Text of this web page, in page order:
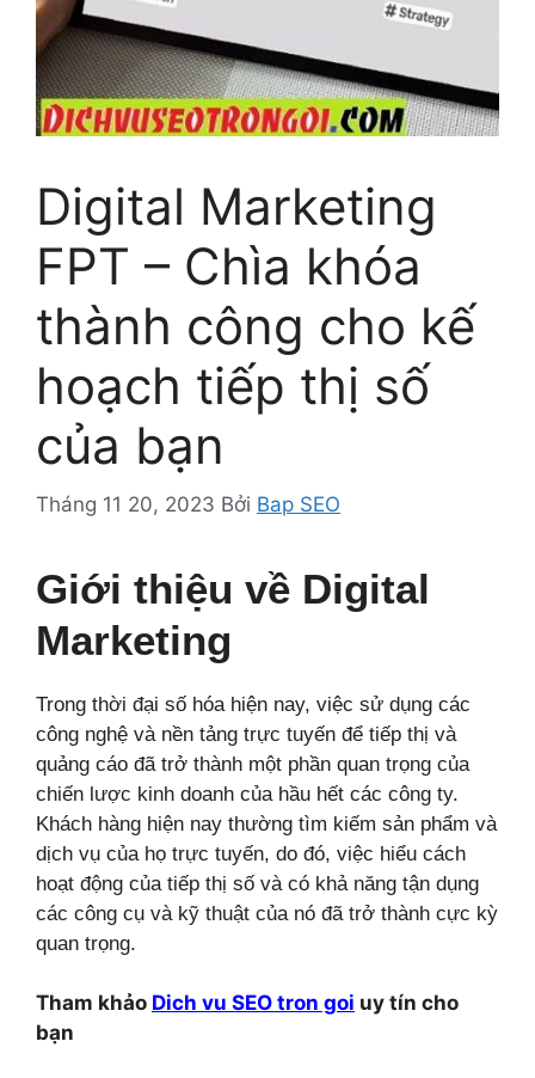
Digital Marketing
FPT – Chìa khóa
thành công cho kế
hoạch tiếp thị số
của bạn
Tháng 11 20, 2023 Bởi Bap SEO
Giới thiệu về Digital
Marketing
Trong thời đại số hóa hiện nay, việc sử dụng các
công nghệ và nền tảng trực tuyến để tiếp thị và
quảng cáo đã trở thành một phần quan trọng của
chiến lược kinh doanh của hầu hết các công ty.
Khách hàng hiện nay thường tìm kiếm sản phẩm và
dịch vụ của họ trực tuyến, do đó, việc hiểu cách
hoạt động của tiếp thị số và có khả năng tận dụng
các công cụ và kỹ thuật của nó đã trở thành cực kỳ
quan trọng.
Tham khảo Dich vu SEO tron goi uy tín cho
bạn